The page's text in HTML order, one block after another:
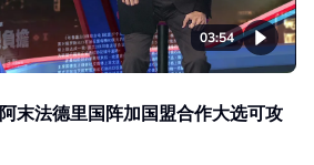
03:54
末法德里国阵加国盟合作大选可攻